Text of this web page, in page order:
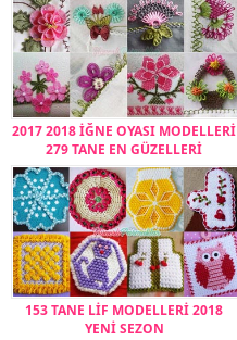
2017 2018 İĞNE OYASI MODELLERİ
279 TANE EN GÜZELLERİ
153 TANE LİF MODELLERİ 2018
YENİ SEZON